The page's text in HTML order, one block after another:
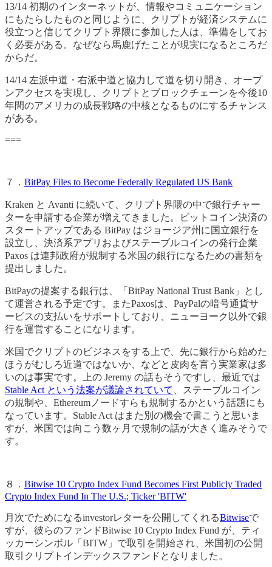
13/14 初期のインターネットが、情報やコミュニケーション
にもたらしたものと同じように、クリプトが経済システムに
役立つと信じてクリプト界隈に参加した人は、準備をしてお
く必要がある。なぜなら馬鹿げたことが現実になるところだ
からだ。
14/14 左派中道・右派中道と協力して道を切り開き、オープ
ンアクセスを実現し、クリプトとブロックチェーンを今後10
年間のアメリカの成長戦略の中核となるものにするチャンス
がある。
===
７． BitPay Files to Become Federally Regulated US Bank
Kraken と Avanti に続いて、クリプト界隈の中で銀行チャー
ターを申請する企業が増えてきました。ビットコイン決済の
スタートアップである BitPay はジョージア州に国立銀行を
設立し、決済系アプリおよびステーブルコインの発行企業
Paxos は連邦政府が規制する米国の銀行になるための書類を
提出しました。
BitPayの提案する銀行は、「BitPay National Trust Bank」とし
て運営される予定です。またPaxosは、PayPalの暗号通貨サ
ービスの支払いをサポートしており、ニューヨーク以外で銀
行を運営することになります。
米国でクリプトのビジネスをする上で、先に銀行から始めた
ほうがむしろ近道ではないか、などと皮肉を言う実業家は多
いのは事実です。上の Jeremy の話もそうですし、最近では
Stable Act という法案が議論されていて
、ステーブルコイン
の規制や、Ethereumノードすらも規制するかという話題にも
なっています。Stable Act はまた別の機会で書こうと思いま
すが、米国では向こう数ヶ月で規制の話が大きく進みそうで
す。
８． Bitwise 10 Crypto Index Fund Becomes First Publicly Traded
Crypto Index Fund In The U.S.; Ticker 'BITW'
月次でためになるinvestorレターを公開してくれるBitwiseで
すが、彼らのファンドBitwise 10 Crypto Index Fund が、ティ
ッカーシンボル「BITW」で取引を開始され、米国初の公開
取引クリプトインデックスファンドとなりました。